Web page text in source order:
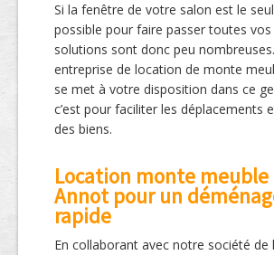
Si la fenêtre de votre salon est le
possible pour faire passer toutes vos
solutions sont donc peu
entreprise de location de monte
se met à votre disposition dans ce
c’est pour faciliter les déplacements
des biens.
Location monte meuble
Annot pour un
rapide
En collaborant avec notre société de